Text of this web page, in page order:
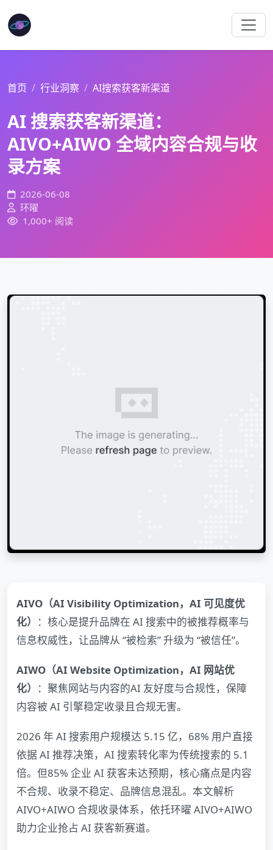
首页 行业洞察 AI搜索获客新渠道
AI 搜索获客新渠道：
AIVO+AIWO 全域内容合规与收
录方案
2026-06-08
环曜
1,000+ 阅读
AIVO（AI Visibility Optimization，AI 可见度优
化）
：核心是提升品牌在 AI 搜索中的被推荐概率与
信息权威性，让品牌从 “被检索” 升级为 “被信任”。
AIWO（AI Website Optimization，AI 网站优
化）
：聚焦网站与内容的AI 友好度与合规性，保障
内容被 AI 引擎稳定收录且合规无害。
2026 年 AI 搜索用户规模达 5.15 亿，68% 用户直接
依据 AI 推荐决策，AI 搜索转化率为传统搜索的 5.1
倍。但85% 企业 AI 获客未达预期，核心痛点是内容
不合规、收录不稳定、品牌信息混乱。本文解析
AIVO+AIWO 合规收录体系，依托环曜 AIVO+AIWO
助力企业抢占 AI 获客新赛道。